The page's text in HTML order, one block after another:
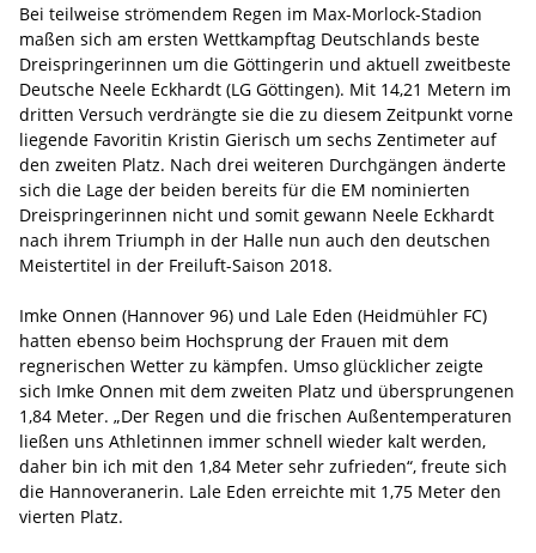
Bei teilweise strömendem Regen im Max-Morlock-Stadion
maßen sich am ersten Wettkampftag Deutschlands beste
Dreispringerinnen um die Göttingerin und aktuell zweitbeste
Deutsche Neele Eckhardt (LG Göttingen). Mit 14,21 Metern im
dritten Versuch verdrängte sie die zu diesem Zeitpunkt vorne
liegende Favoritin Kristin Gierisch um sechs Zentimeter auf
den zweiten Platz. Nach drei weiteren Durchgängen änderte
sich die Lage der beiden bereits für die EM nominierten
Dreispringerinnen nicht und somit gewann Neele Eckhardt
nach ihrem Triumph in der Halle nun auch den deutschen
Meistertitel in der Freiluft-Saison 2018.
Imke Onnen (Hannover 96) und Lale Eden (Heidmühler FC)
hatten ebenso beim Hochsprung der Frauen mit dem
regnerischen Wetter zu kämpfen. Umso glücklicher zeigte
sich Imke Onnen mit dem zweiten Platz und übersprungenen
1,84 Meter. „Der Regen und die frischen Außentemperaturen
ließen uns Athletinnen immer schnell wieder kalt werden,
daher bin ich mit den 1,84 Meter sehr zufrieden“, freute sich
die Hannoveranerin. Lale Eden erreichte mit 1,75 Meter den
vierten Platz.